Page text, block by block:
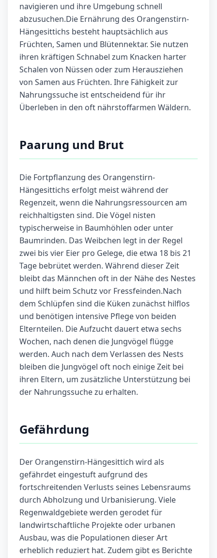
navigieren und ihre Umgebung schnell
abzusuchen.Die Ernährung des Orangenstirn-
Hängesittichs besteht hauptsächlich aus
Früchten, Samen und Blütennektar. Sie nutzen
ihren kräftigen Schnabel zum Knacken harter
Schalen von Nüssen oder zum Herausziehen
von Samen aus Früchten. Ihre Fähigkeit zur
Nahrungssuche ist entscheidend für ihr
Überleben in den oft nährstoffarmen Wäldern.
Paarung und Brut
Die Fortpflanzung des Orangenstirn-
Hängesittichs erfolgt meist während der
Regenzeit, wenn die Nahrungsressourcen am
reichhaltigsten sind. Die Vögel nisten
typischerweise in Baumhöhlen oder unter
Baumrinden. Das Weibchen legt in der Regel
zwei bis vier Eier pro Gelege, die etwa 18 bis 21
Tage bebrütet werden. Während dieser Zeit
bleibt das Männchen oft in der Nähe des Nestes
und hilft beim Schutz vor Fressfeinden.Nach
dem Schlüpfen sind die Küken zunächst hilflos
und benötigen intensive Pflege von beiden
Elternteilen. Die Aufzucht dauert etwa sechs
Wochen, nach denen die Jungvögel flügge
werden. Auch nach dem Verlassen des Nests
bleiben die Jungvögel oft noch einige Zeit bei
ihren Eltern, um zusätzliche Unterstützung bei
der Nahrungssuche zu erhalten.
Gefährdung
Der Orangenstirn-Hängesittich wird als
gefährdet eingestuft aufgrund des
fortschreitenden Verlusts seines Lebensraums
durch Abholzung und Urbanisierung. Viele
Regenwaldgebiete werden gerodet für
landwirtschaftliche Projekte oder urbanen
Ausbau, was die Populationen dieser Art
erheblich reduziert hat. Zudem gibt es Berichte